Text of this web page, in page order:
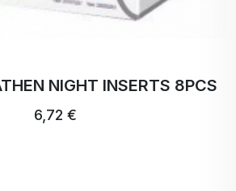
NIGHT INSERTS 8PCS
6,72 €